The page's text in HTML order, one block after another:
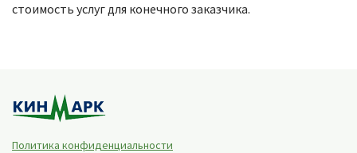
стоимость услуг для конечного заказчика.
Политика конфиденциальности